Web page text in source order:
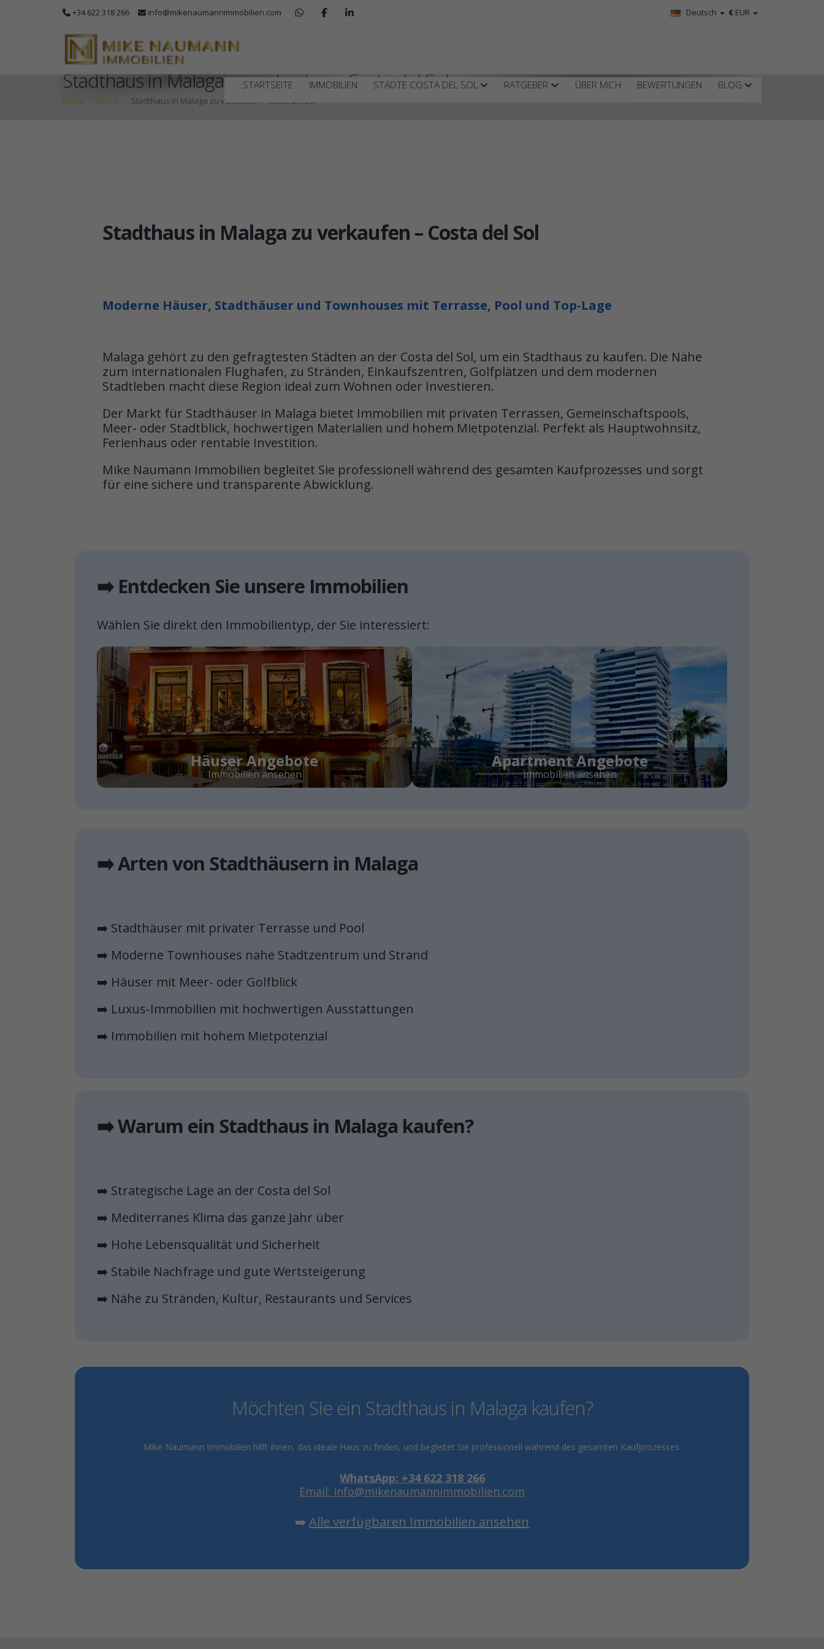
+34 622 318 266 info@mikenaumannimmobilien.com € EUR
Deutsch
STARTSEITE IMMOBILIEN STÄDTE COSTA DEL SOL RATGEBER ÜBER MICH BEWERTUNGEN BLOG
Stadthaus in Malaga zu verkaufen – Costa del Sol
Home BLOG Stadthaus in Malaga zu verkaufen – Costa del Sol
Stadthaus in Malaga zu verkaufen – Costa del Sol
Moderne Häuser, Stadthäuser und Townhouses mit Terrasse, Pool und Top-Lage
Malaga gehört zu den gefragtesten Städten an der Costa del Sol, um ein Stadthaus zu kaufen. Die Nähe
zum internationalen Flughafen, zu Stränden, Einkaufszentren, Golfplätzen und dem modernen
Stadtleben macht diese Region ideal zum Wohnen oder Investieren.
Der Markt für Stadthäuser in Malaga bietet Immobilien mit privaten Terrassen, Gemeinschaftspools,
Meer- oder Stadtblick, hochwertigen Materialien und hohem Mietpotenzial. Perfekt als Hauptwohnsitz,
Ferienhaus oder rentable Investition.
Mike Naumann Immobilien begleitet Sie professionell während des gesamten Kaufprozesses und sorgt
für eine sichere und transparente Abwicklung.
➡️ Entdecken Sie unsere Immobilien
Wählen Sie direkt den Immobilientyp, der Sie interessiert:
Häuser Angebote
Immobilien ansehen
Apartment Angebote
Immobilien ansehen
➡️ Arten von Stadthäusern in Malaga
➡️ Stadthäuser mit privater Terrasse und Pool
➡️ Moderne Townhouses nahe Stadtzentrum und Strand
➡️ Häuser mit Meer- oder Golfblick
➡️ Luxus-Immobilien mit hochwertigen Ausstattungen
➡️ Immobilien mit hohem Mietpotenzial
➡️ Warum ein Stadthaus in Malaga kaufen?
➡️ Strategische Lage an der Costa del Sol
➡️ Mediterranes Klima das ganze Jahr über
➡️ Hohe Lebensqualität und Sicherheit
➡️ Stabile Nachfrage und gute Wertsteigerung
➡️ Nähe zu Stränden, Kultur, Restaurants und Services
Möchten Sie ein Stadthaus in Malaga kaufen?
Mike Naumann Immobilien hilft Ihnen, das ideale Haus zu finden, und begleitet Sie professionell während des gesamten Kaufprozesses.
WhatsApp: +34 622 318 266
Email: info@mikenaumannimmobilien.com
➡️ Alle verfügbaren Immobilien ansehen